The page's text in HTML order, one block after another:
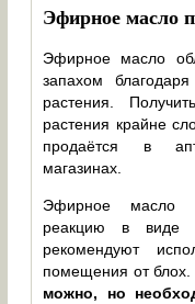
Эфирное масло
Эфирное масло
запахом
растения.
растения крайне
продаётся в
магазинах.
Эфирное масло
реакцию в виде
рекомендуют
помещения от блох.
можно, но